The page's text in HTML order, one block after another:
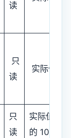
读
只
读
实际值
只
读
实际值
的 10 倍